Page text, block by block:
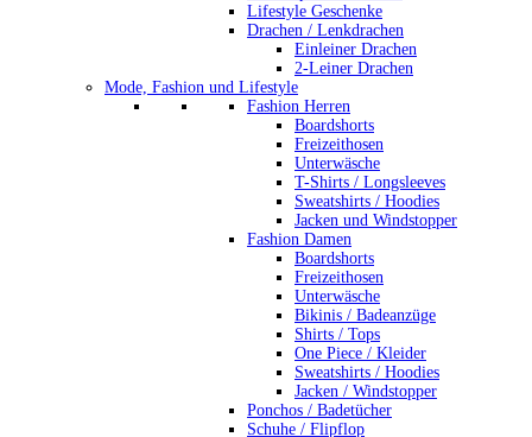
Lifestyle Geschenke
Drachen / Lenkdrachen
Einleiner Drachen
2-Leiner Drachen
Mode, Fashion und Lifestyle
Fashion Herren
Boardshorts
Freizeithosen
Unterwäsche
T-Shirts / Longsleeves
Sweatshirts / Hoodies
Jacken und Windstopper
Fashion Damen
Boardshorts
Freizeithosen
Unterwäsche
Bikinis / Badeanzüge
Shirts / Tops
One Piece / Kleider
Sweatshirts / Hoodies
Jacken / Windstopper
Ponchos / Badetücher
Schuhe / Flipflop